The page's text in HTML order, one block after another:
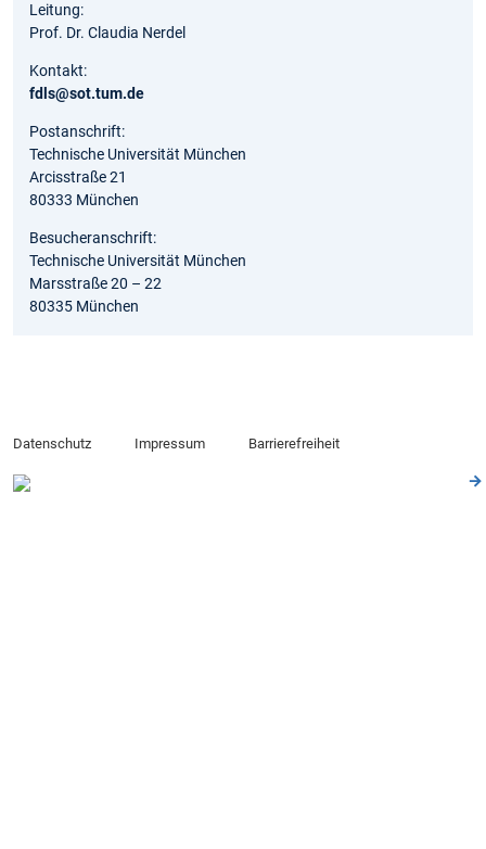
Leitung:
Prof. Dr. Claudia Nerdel
Kontakt:
fdls@sot.tum.de
Postanschrift:
Technische Universität München
Arcisstraße 21
80333 München
Besucheranschrift:
Technische Universität München
Marsstraße 20 – 22
80335 München
Datenschutz Impressum Barrierefreiheit